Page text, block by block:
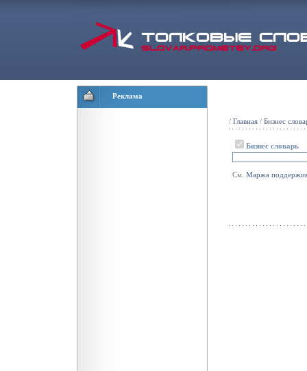
Реклама
/ Главная / Бизнес
Бизнес словарь
См. Маржа